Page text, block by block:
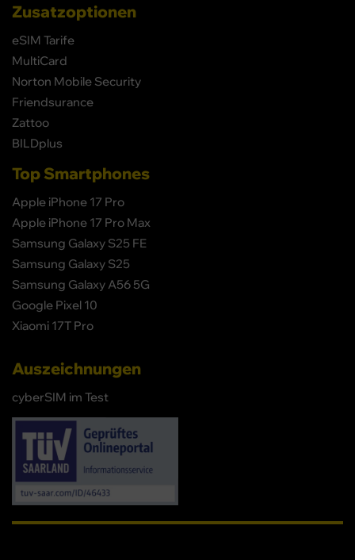
Zusatzoptionen
eSIM Tarife
MultiCard
Norton Mobile Security
Friendsurance
Zattoo
BILDplus
Top Smartphones
Apple iPhone 17 Pro
Apple iPhone 17 Pro Max
Samsung Galaxy S25 FE
Samsung Galaxy S25
Samsung Galaxy A56 5G
Google Pixel 10
Xiaomi 17T Pro
Auszeichnungen
cyberSIM im Test